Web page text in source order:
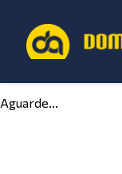
Aguarde...